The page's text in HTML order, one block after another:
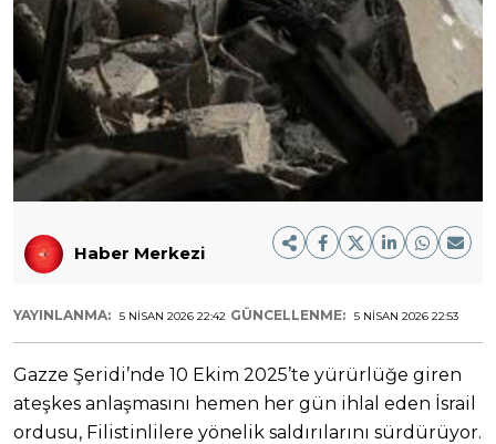
Haber Merkezi
YAYINLANMA: 5 NISAN 2026 22:42 GÜNCELLENME: 5 NISAN 2026 22:53
Gazze Şeridi’nde 10 Ekim 2025’te yürürlüğe giren
ateşkes anlaşmasını hemen her gün ihlal eden İsrail
ordusu, Filistinlilere yönelik saldırılarını sürdürüyor.